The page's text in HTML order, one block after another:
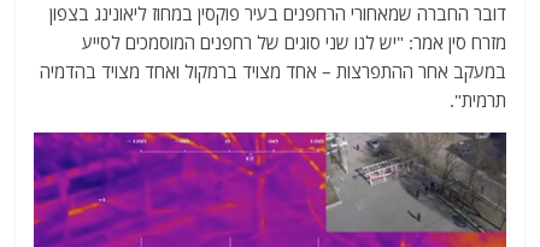
דובר החברה שמאחורי הרחפנים בעיר פוקסין במחוז ליאונינג בצפון
מזרח סין אמר: "יש לנו שני סוגים של רחפנים המוסמכים לסייע
במעקב אחר ההתפרצות – אחד מצויד ברמקול ואחד מצויד בהדמיה
תרמית".